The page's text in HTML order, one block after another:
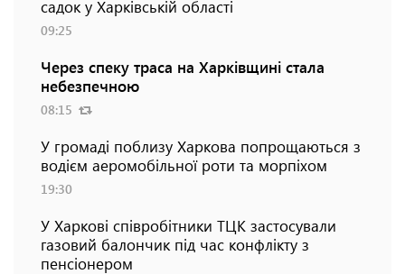
садок у Харківській області
09:25
Через спеку траса на Харківщині стала
небезпечною
08:15
У громаді поблизу Харкова попрощаються з
водієм аеромобільної роти та морпіхом
19:30
У Харкові співробітники ТЦК застосували
газовий балончик під час конфлікту з
пенсіонером